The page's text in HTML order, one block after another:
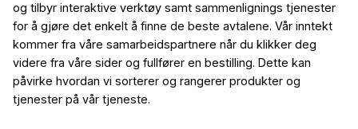
og tilbyr interaktive verktøy samt sammenlignings tjenester
for å gjøre det enkelt å finne de beste avtalene. Vår inntekt
kommer fra våre samarbeidspartnere når du klikker deg
videre fra våre sider og fullfører en bestilling. Dette kan
påvirke hvordan vi sorterer og rangerer produkter og
tjenester på vår tjeneste.